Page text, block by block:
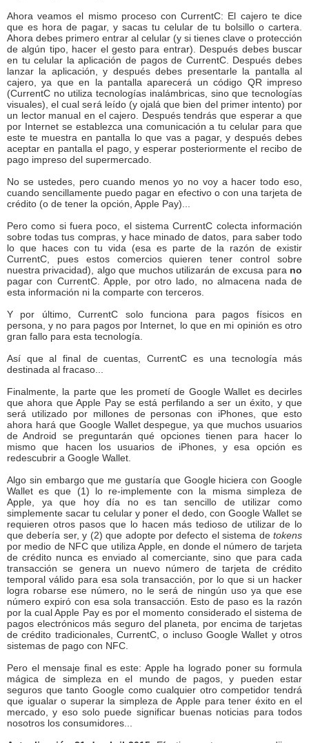
Ahora veamos el mismo proceso con CurrentC: El cajero te dice
que es hora de pagar, y sacas tu celular de tu bolsillo o cartera.
Ahora debes primero entrar al celular (y si tienes clave o protección
de algún tipo, hacer el gesto para entrar). Después debes buscar
en tu celular la aplicación de pagos de CurrentC. Después debes
lanzar la aplicación, y después debes presentarle la pantalla al
cajero, ya que en la pantalla aparecerá un código QR impreso
(CurrentC no utiliza tecnologías inalámbricas, sino que tecnologías
visuales), el cual será leído (y ojalá que bien del primer intento) por
un lector manual en el cajero. Después tendrás que esperar a que
por Internet se establezca una comunicación a tu celular para que
este te muestra en pantalla lo que vas a pagar, y después debes
aceptar en pantalla el pago, y esperar posteriormente el recibo de
pago impreso del supermercado.
No se ustedes, pero cuando menos yo no voy a hacer todo eso,
cuando sencillamente puedo pagar en efectivo o con una tarjeta de
crédito (o de tener la opción, Apple Pay)...
Pero como si fuera poco, el sistema CurrentC colecta información
sobre todas tus compras, y hace minado de datos, para saber todo
lo que haces con tu vida (esa es parte de la razón de existir
CurrentC, pues estos comercios quieren tener control sobre
nuestra privacidad), algo que muchos utilizarán de excusa para no
pagar con CurrentC. Apple, por otro lado, no almacena nada de
esta información ni la comparte con terceros.
Y por último, CurrentC solo funciona para pagos físicos en
persona, y no para pagos por Internet, lo que en mi opinión es otro
gran fallo para esta tecnología.
Así que al final de cuentas, CurrentC es una tecnología más
destinada al fracaso...
Finalmente, la parte que les prometí de Google Wallet es decirles
que ahora que Apple Pay se está perfilando a ser un éxito, y que
será utilizado por millones de personas con iPhones, que esto
ahora hará que Google Wallet despegue, ya que muchos usuarios
de Android se preguntarán qué opciones tienen para hacer lo
mismo que hacen los usuarios de iPhones, y esa opción es
redescubrir a Google Wallet.
Algo sin embargo que me gustaría que Google hiciera con Google
Wallet es que (1) lo re-implemente con la misma simpleza de
Apple, ya que hoy día no es tan sencillo de utilizar como
simplemente sacar tu celular y poner el dedo, con Google Wallet se
requieren otros pasos que lo hacen más tedioso de utilizar de lo
que debería ser, y (2) que adopte por defecto el sistema de tokens
por medio de NFC que utiliza Apple, en donde el número de tarjeta
de crédito nunca es enviado al comerciante, sino que para cada
transacción se genera un nuevo número de tarjeta de crédito
temporal válido para esa sola transacción, por lo que si un hacker
logra robarse ese número, no le será de ningún uso ya que ese
número expiró con esa sola transacción. Esto de paso es la razón
por la cual Apple Pay es por el momento considerado el sistema de
pagos electrónicos más seguro del planeta, por encima de tarjetas
de crédito tradicionales, CurrentC, o incluso Google Wallet y otros
sistemas de pago con NFC.
Pero el mensaje final es este: Apple ha logrado poner su formula
mágica de simpleza en el mundo de pagos, y pueden estar
seguros que tanto Google como cualquier otro competidor tendrá
que igualar o superar la simpleza de Apple para tener éxito en el
mercado, y eso solo puede significar buenas noticias para todos
nosotros los consumidores...